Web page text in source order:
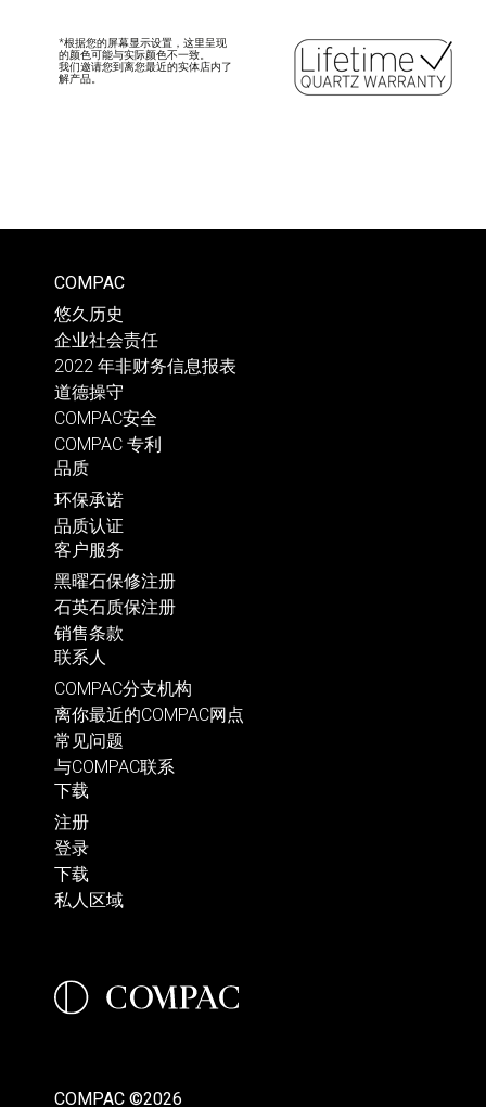
*根据您的屏幕显示设置，这里呈现
的颜色可能与实际颜色不一致。
我们邀请您到离您最近的实体店内了
解产品。
COMPAC
悠久历史
企业社会责任
2022 年非财务信息报表
道德操守
COMPAC安全
COMPAC 专利
品质
环保承诺
品质认证
客户服务
黑曜石保修注册
石英石质保注册
销售条款
联系人
COMPAC分支机构
离你最近的COMPAC网点
常见问题
与COMPAC联系
下载
注册
登录
下载
私人区域
COMPAC ©2026